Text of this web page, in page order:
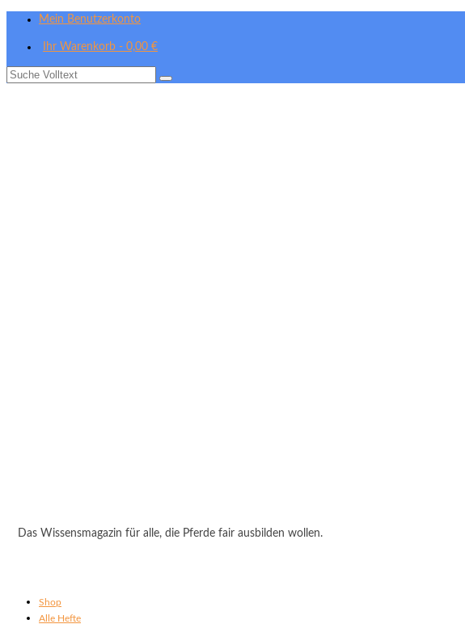
Mein Benutzerkonto
Ihr Warenkorb - 0,00 €
Suche
Das Wissensmagazin für alle, die Pferde fair ausbilden wollen.
Shop
Alle Hefte